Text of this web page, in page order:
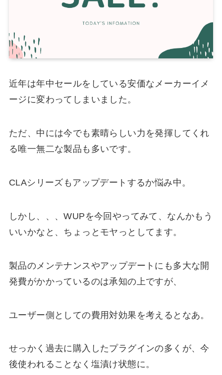
近年は年中セールをしている安価なメーカーイメ
ージに変わってしまいました。
ただ、中には今でも素晴らしい力を発揮してくれ
る唯一無二な製品も多いです。
CLAシリーズもアップデートするか悩み中。
しかし、、、WUPを今回やってみて、なんかもう
いいかなと、ちょっとモヤっとしてます。
製品のメンテナンスやアップデートにも多大な開
発費がかかっているのは承知の上ですが、
ユーザー側としての費用対効果を考えるとなあ。
せっかく過去に購入したプラグインの多くが、今
後使われることなく塩漬け状態に。